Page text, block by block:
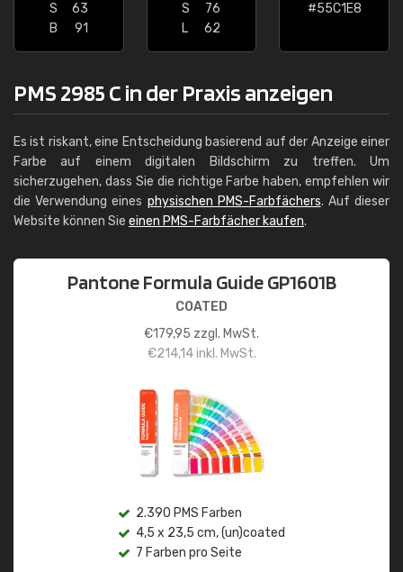
S
63
B
91
S
76
L
62
#55C1E8
PMS 2985 C in der Praxis anzeigen
Es ist riskant, eine Entscheidung basierend auf der Anzeige einer
Farbe auf einem digitalen Bildschirm zu treffen. Um
sicherzugehen, dass Sie die richtige Farbe haben, empfehlen wir
die Verwendung eines physischen PMS-Farbfächers. Auf dieser
Website können Sie einen PMS-Farbfächer kaufen.
Pantone Formula Guide GP1601B
COATED
€179,95 zzgl. MwSt.
€214,14inkl. MwSt.
2.390 PMS Farben
4,5 x 23,5 cm, (un)coated
7 Farben pro Seite